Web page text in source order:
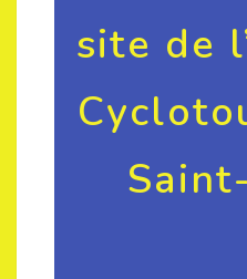
site de